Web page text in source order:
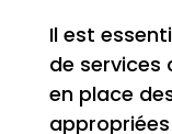
Il est
de services
en place